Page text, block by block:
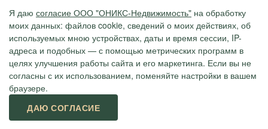
Я даю согласие ООО "ОНИКС-Недвижимость" на обработку
моих данных: файлов cookie, сведений о моих действиях, об
используемых мною устройствах, даты и время сессии, IP-
адреса и подобных — с помощью метрических программ в
целях улучшения работы сайта и его маркетинга. Если вы не
согласны с их использованием, поменяйте настройки в вашем
браузере.
ДАЮ СОГЛАСИЕ
г. Сочи, ул.Навагинская, 3/4 (4 этаж), тел. +7 (862) 296-06-07